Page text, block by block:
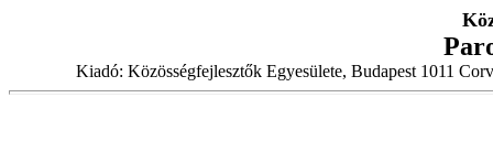
Kiadó: Közösségfejlesztők Egyesülete, Budapest 1011